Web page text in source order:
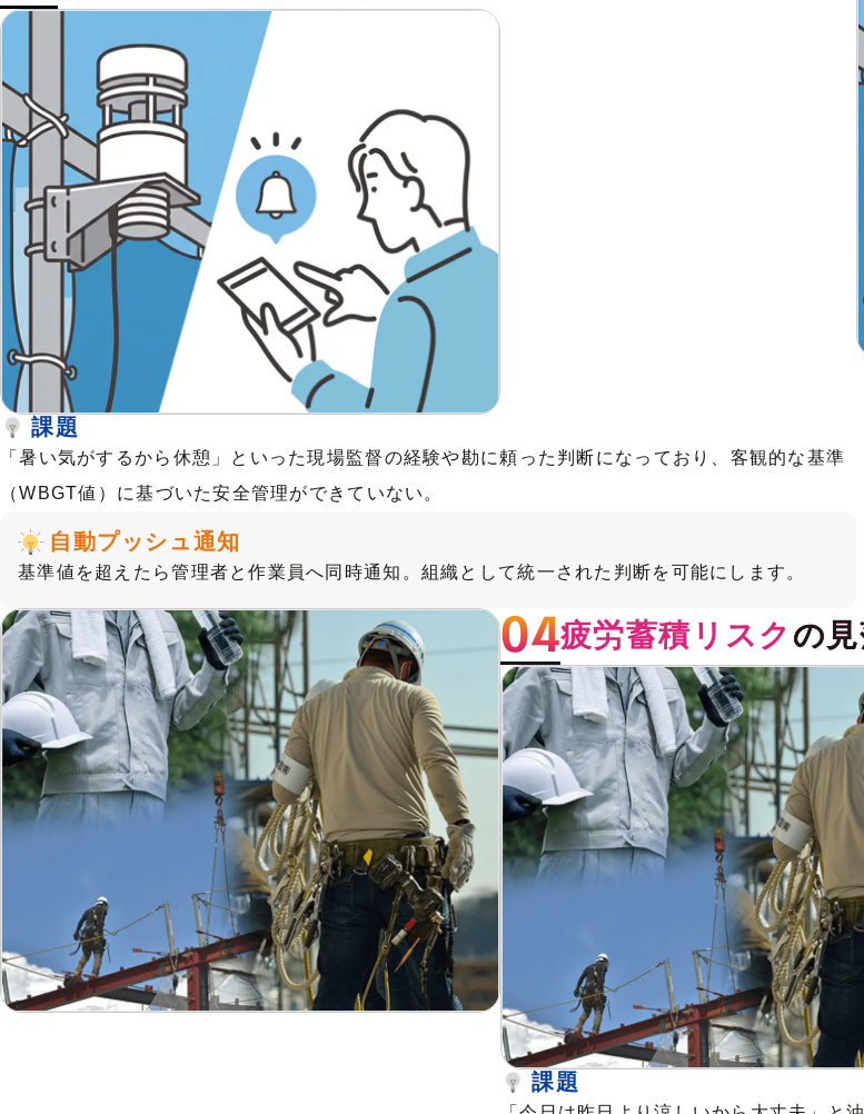
課題
「暑い気がするから休憩」といった現場監督の経験や勘に頼った判断になっており、客観的な基準
（WBGT値）に基づいた安全管理ができていない。
自動プッシュ通知
基準値を超えたら管理者と作業員へ同時通知。組織として統一された判断を可能にします。
疲労蓄積リスク の
課題